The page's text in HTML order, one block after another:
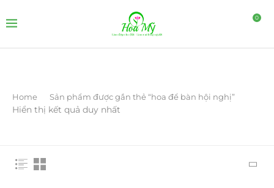
0
Home Sản phẩm được gắn thẻ “hoa để bàn hội nghị”
Hiển thị kết quả duy nhất